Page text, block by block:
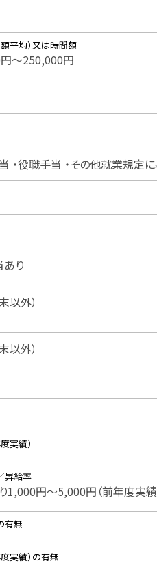
平均）又は時間額
〜250,000円
・役職手当 ・その他就業規定
り
以外）
以外）
実績）
昇給率
1,000円〜5,000円（前年度実績
有無
実績）の有無